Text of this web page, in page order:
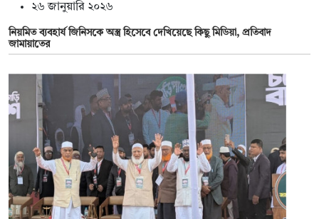
২৬ জানুয়ারি ২০২৬
নিয়মিত ব্যবহার্য জিনিসকে অস্ত্র হিসেবে দেখিয়েছে কিছু মিডিয়া, প্রতিবাদ
জামায়াতের